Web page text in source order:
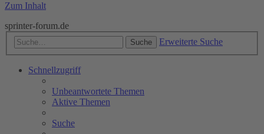
Zum Inhalt
sprinter-forum.de
Suche Erweiterte Suche
Schnellzugriff
Unbeantwortete Themen
Aktive Themen
Suche